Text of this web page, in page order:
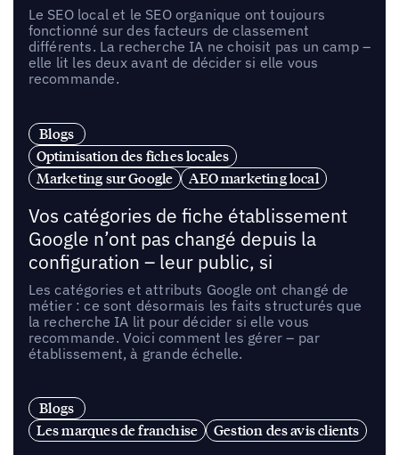
Le SEO local et le SEO organique ont toujours
fonctionné sur des facteurs de classement
différents. La recherche IA ne choisit pas un camp –
elle lit les deux avant de décider si elle vous
recommande.
Blogs
Optimisation des fiches locales
Marketing sur Google
AEO marketing local
Vos catégories de fiche établissement
Google n’ont pas changé depuis la
configuration – leur public, si
Les catégories et attributs Google ont changé de
métier : ce sont désormais les faits structurés que
la recherche IA lit pour décider si elle vous
recommande. Voici comment les gérer – par
établissement, à grande échelle.
Blogs
Les marques de franchise
Gestion des avis clients